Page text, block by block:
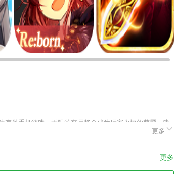
类手机游戏，无限的丧尸将会成为玩家永恒的梦魇。建
对于所有玩家来说都是一次挑战，合理的防御建筑和独特
更多
更多